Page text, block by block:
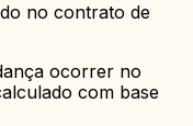
no contrato de
ocorrer no
com base